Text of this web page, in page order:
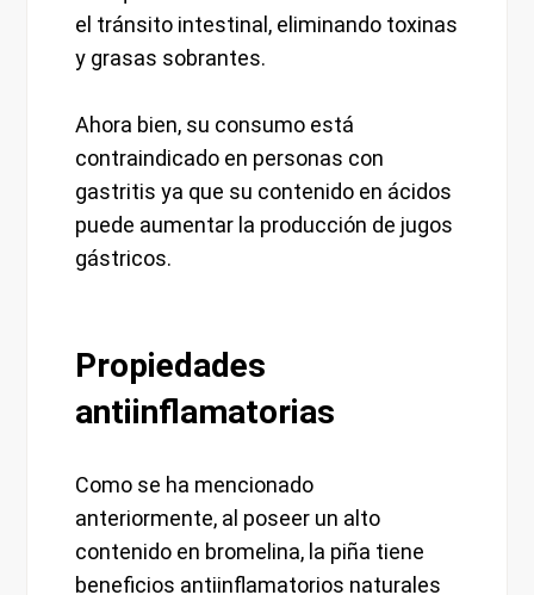
el tránsito intestinal, eliminando toxinas
y grasas sobrantes.
Ahora bien, su consumo está
contraindicado en personas con
gastritis ya que su contenido en ácidos
puede aumentar la producción de jugos
gástricos.
Propiedades
antiinflamatorias
Como se ha mencionado
anteriormente, al poseer un alto
contenido en bromelina, la piña tiene
beneficios antiinflamatorios naturales